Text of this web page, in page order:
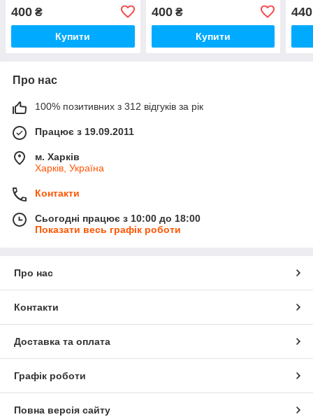
400 ₴
Купити
400₴
Купити
440
Про нас
100% позитивних з 312 відгуків за рік
Працює з 19.09.2011
м. Харків
Харків, Україна
Контакти
Сьогодні працює з 10:00 до 18:00
Показати весь графік роботи
Про нас
Контакти
Доставка та оплата
Графік роботи
Повна версія сайту